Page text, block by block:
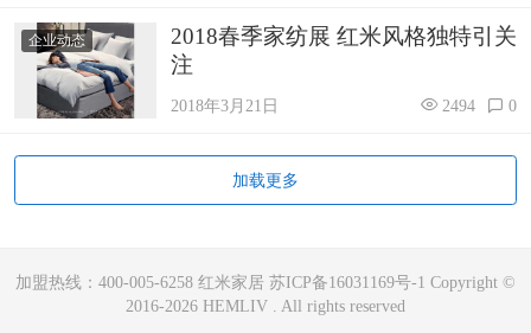
企业动态
2018春季家纺展 红米风格独特引关
注
2018年3月21日 2494 0
加载更多
加盟热线：400-005-6258 红米家居 苏ICP备16031169号-1 Copyright ©
2016-2026 HEMLIV . All rights reserved